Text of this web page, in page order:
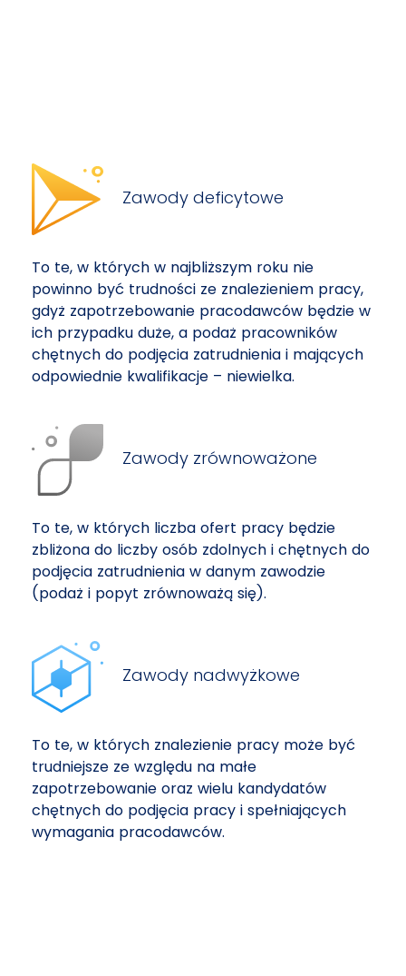
Zawody deficytowe
To te, w których w najbliższym roku nie
powinno być trudności ze znalezieniem pracy,
gdyż zapotrzebowanie pracodawców będzie w
ich przypadku duże, a podaż pracowników
chętnych do podjęcia zatrudnienia i mających
odpowiednie kwalifikacje – niewielka.
Zawody zrównoważone
To te, w których liczba ofert pracy będzie
zbliżona do liczby osób zdolnych i chętnych do
podjęcia zatrudnienia w danym zawodzie
(podaż i popyt zrównoważą się).
Zawody nadwyżkowe
To te, w których znalezienie pracy może być
trudniejsze ze względu na małe
zapotrzebowanie oraz wielu kandydatów
chętnych do podjęcia pracy i spełniających
wymagania pracodawców.